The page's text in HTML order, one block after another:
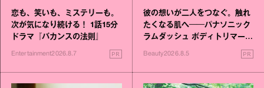
恋も、笑いも、ミステリーも。
次が気になり続ける！ 1話15分
ドラマ『バカンスの法則』
Entertainment2026.8.7 PR
彼の想いが二人をつなぐ。触れ
たくなる肌へ──パナソニック
ラムダッシュ ボディトリマーが
Beauty2026.8.5 PR